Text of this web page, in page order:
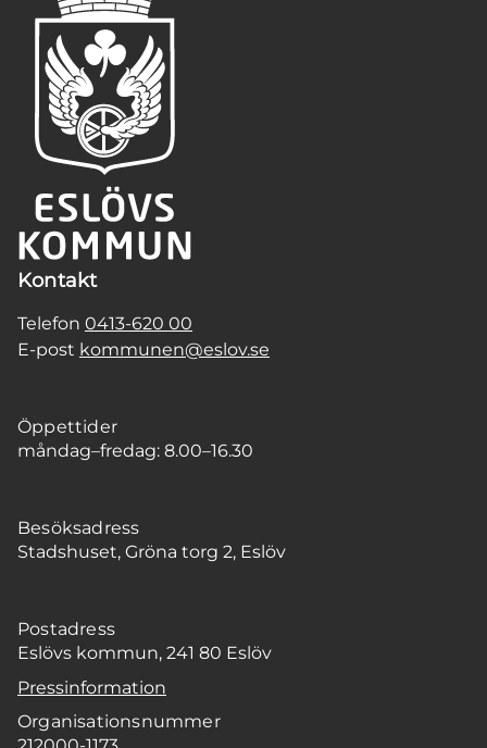
Kontakt
Telefon 0413-620 00
E-post kommunen@eslov.se
Öppettider
måndag–fredag: 8.00–16.30
Besöksadress
Stadshuset, Gröna torg 2, Eslöv
Postadress
Eslövs kommun, 241 80 Eslöv
Pressinformation
Organisationsnummer